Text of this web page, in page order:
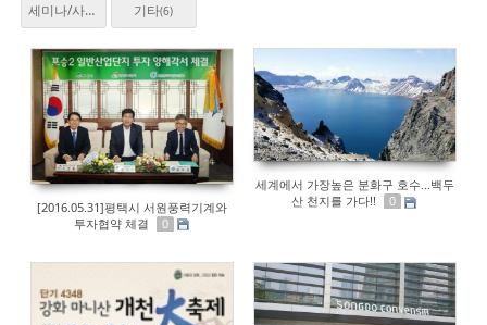
세미나/사업설명회 (27)
기타(6)
[2016.05.31]평택시 서원풍력기계와
투자협약 체결
0
세계에서 가장높은 분화구 호수...백두
산 천지를 가다!!
0